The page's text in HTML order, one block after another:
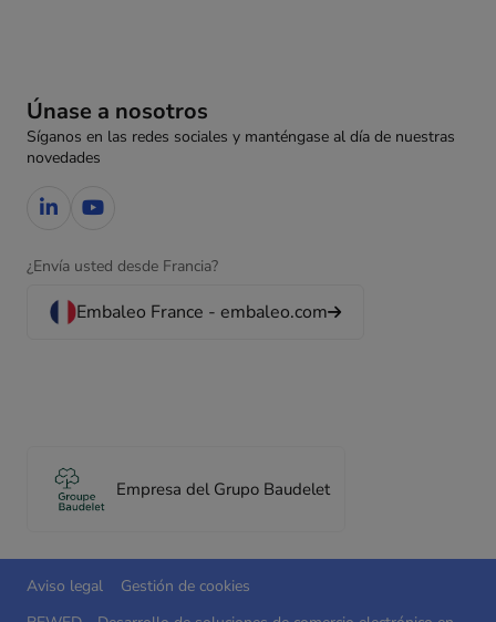
Únase a nosotros
Síganos en las redes sociales y manténgase al día de nuestras
novedades
¿Envía usted desde Francia?
Embaleo France - embaleo.com
Empresa del Grupo Baudelet
Aviso legal
Gestión de cookies